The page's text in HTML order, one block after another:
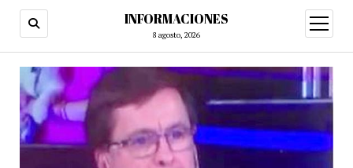
INFORMACIONES
8 agosto, 2026
abrir
menú